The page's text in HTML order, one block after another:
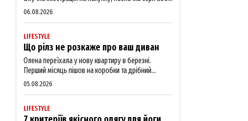
06.08.2026
LIFESTYLE
Що рілз не розкаже про ваш диван
Олена переїхала у нову квартиру в березні.
Перший місяць пішов на коробки та дрібний...
05.08.2026
LIFESTYLE